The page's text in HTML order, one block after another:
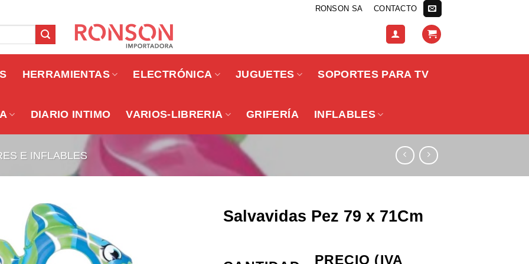
RONSON SA CONTACTO
HERRAMIENTAS ELECTRÓNICA JUGUETES SOPORTES PARA TV
DIARIO INTIMO VARIOS-LIBRERIA GRIFERÍA INFLABLES
E INFLABLES
Salvavidas Pez 79 x 71Cm
PRECIO (IVA